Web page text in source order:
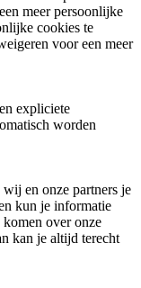
meer persoonlijke
cookies te
voor een meer
expliciete
worden
en onze partners je
kun je informatie
over onze
kan je altijd terecht